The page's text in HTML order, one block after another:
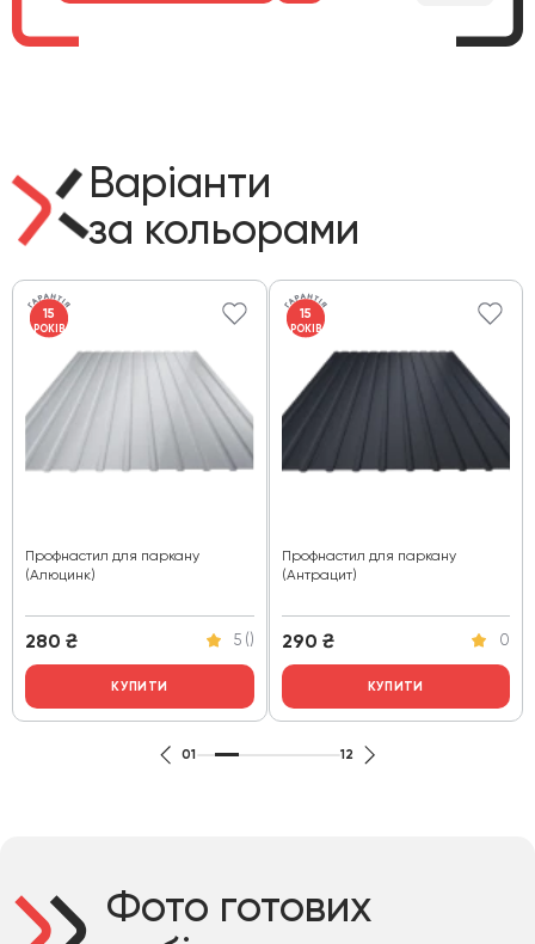
Варіанти
за кольорами
15
РОКІВ
Профнастил для паркану
(Алюцинк)
280 ₴ 5 ()
КУПИТИ
15
РОКІВ
Профнастил для паркану
(Антрацит)
290 ₴ 0
КУПИТИ
01 12
Фото готових